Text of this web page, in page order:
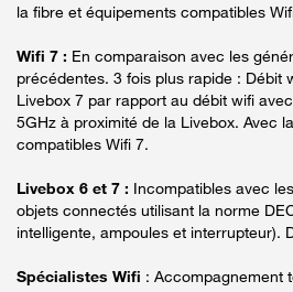
la fibre et équipements compatibles
Wifi 7 : En comparaison avec les
précédentes. 3 fois plus rapide : Débit
Livebox 7 par rapport au débit wifi
5GHz à proximité de la Livebox. Avec
compatibles Wifi 7.
Livebox 6 et 7 : Incompatibles avec
objets connectés utilisant la norme
intelligente, ampoules et interrupteur).
Spécialistes Wifi : Accompagnement